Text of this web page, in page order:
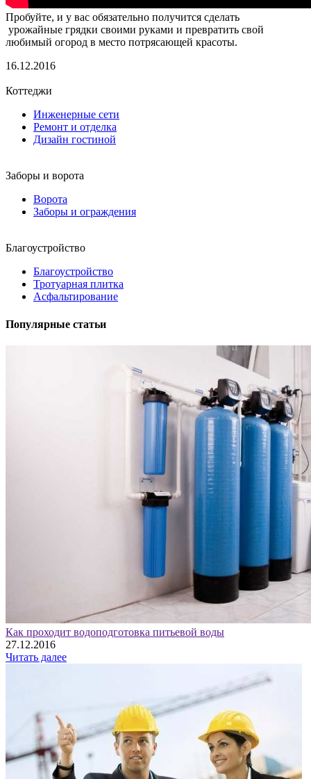
Пробуйте, и у вас обязательно получится сделать
урожайные грядки своими руками и превратить свой
любимый огород в место потрясающей красоты.
16.12.2016
Коттеджи
Инженерные сети
Ремонт и отделка
Дизайн гостиной
Заборы и ворота
Ворота
Заборы и ограждения
Благоустройство
Благоустройство
Тротуарная плитка
Асфальтирование
Популярные статьи
Как проходит водоподготовка питьевой воды
27.12.2016
Читать далее